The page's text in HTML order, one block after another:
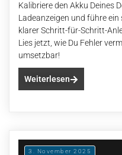
Kalibriere den Akku Deines
Ladeanzeigen und führe
klarer Schritt-für-Schritt-
Lies jetzt, wie Du Fehler
umsetzbar!
Weiterlesen
3. November 2025